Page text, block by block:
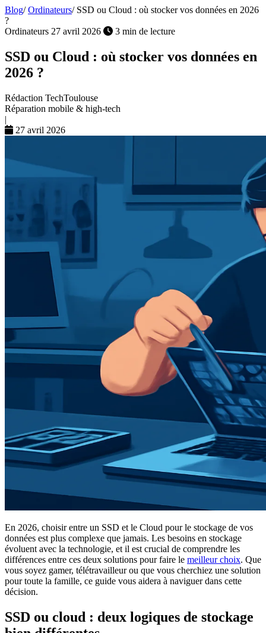
Blog/ Ordinateurs/ SSD ou Cloud : où stocker vos données en 2026
?
Ordinateurs 27 avril 2026 3 min de lecture
SSD ou Cloud : où stocker vos données en
2026 ?
Rédaction TechToulouse
Réparation mobile & high-tech
|
27 avril 2026
En 2026, choisir entre un SSD et le Cloud pour le stockage de vos
données est plus complexe que jamais. Les besoins en stockage
évoluent avec la technologie, et il est crucial de comprendre les
différences entre ces deux solutions pour faire le meilleur choix. Que
vous soyez gamer, télétravailleur ou que vous cherchiez une solution
pour toute la famille, ce guide vous aidera à naviguer dans cette
décision.
SSD ou cloud : deux logiques de stockage